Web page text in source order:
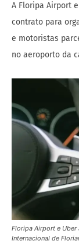
A Floripa Airport
contrato para
e motoristas
no aeroporto da
Floripa Airport e
Internacional de